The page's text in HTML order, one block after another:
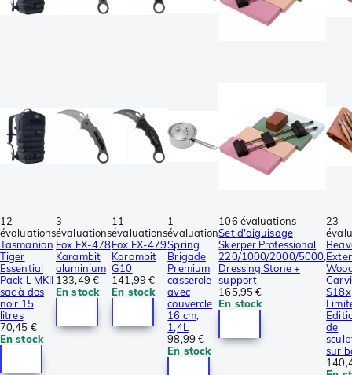
12
évaluations
Tasmanian
Tiger
Essential
Pack L MKII
sac à dos
noir 15
litres
70,45 €
En stock
3
évaluations
Fox FX-478
Karambit
aluminium
133,49 €
En stock
11
évaluations
Fox FX-479
Karambit
G10
141,99 €
En stock
1
évaluation
Spring
Brigade
Premium
casserole
avec
couvercle
16 cm,
1,4L
98,99 €
En stock
106 évaluations
Set d'aiguisage
Skerper Professional
220/1000/2000/5000,
Dressing Stone +
support
165,95 €
En stock
23
S18x
de
sur